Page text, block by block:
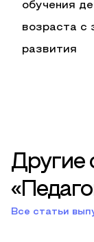
обучения
возраста с
развития
Другие
Все статьи